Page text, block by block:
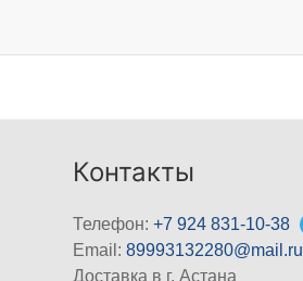
Контакты
Телефон:+7 924 831-10-38
Email:89993132280@mail.ru
Доставка в г. Астана